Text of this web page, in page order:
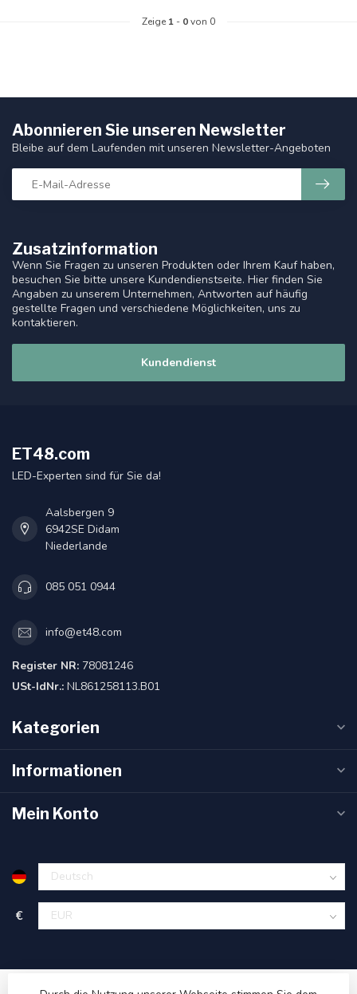
Zeige 1 - 0von 0
Zusatzinformation
Wenn Sie Fragen zu unseren Produkten oder Ihrem Kauf haben,
besuchen Sie bitte unsere Kundendienstseite. Hier finden Sie
Angaben zu unserem Unternehmen, Antworten auf häufig
gestellte Fragen und verschiedene Möglichkeiten, uns zu
kontaktieren.
Kundendienst
Abonnieren Sie unseren Newsletter
Bleibe auf dem Laufenden mit unseren Newsletter-Angeboten
ET48.com
LED-Experten sind für Sie da!
Aalsbergen 9
6942SE Didam
Niederlande
085 051 0944
info@et48.com
Register NR: 78081246
USt-IdNr.: NL861258113.B01
Kategorien
Informationen
Mein Konto
€